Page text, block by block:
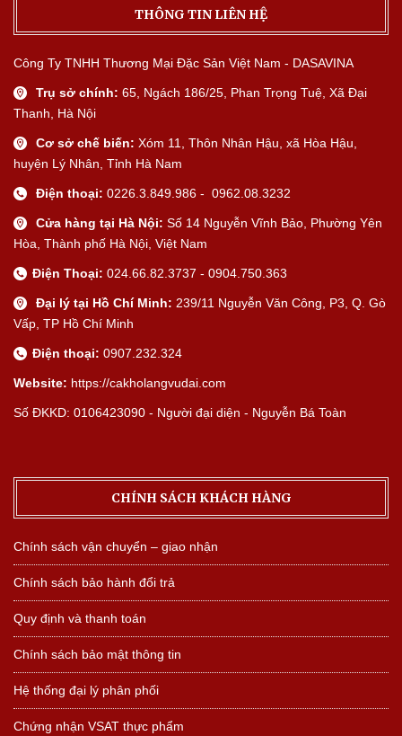
THÔNG TIN LIÊN HỆ
Công Ty TNHH Thương Mại Đặc Sản Việt Nam - DASAVINA
Trụ sở chính: 65, Ngách 186/25, Phan Trọng Tuệ, Xã Đại
Thanh, Hà Nội
Cơ sở chế biến: Xóm 11, Thôn Nhân Hậu, xã Hòa Hậu,
huyện Lý Nhân, Tỉnh Hà Nam
Điện thoại: 0226.3.849.986 - 0962.08.3232
Cửa hàng tại Hà Nội: Số 14 Nguyễn Vĩnh Bảo, Phường Yên
Hòa, Thành phố Hà Nội, Việt Nam
Điện Thoại: 024.66.82.3737 - 0904.750.363
Đại lý tại Hồ Chí Minh: 239/11 Nguyễn Văn Công, P3, Q. Gò
Vấp, TP Hồ Chí Minh
Điện thoại: 0907.232.324
Website: https://cakholangvudai.com
Số ĐKKD: 0106423090 - Người đại diện - Nguyễn Bá Toàn
CHÍNH SÁCH KHÁCH HÀNG
Chính sách vận chuyển – giao nhận
Chính sách bảo hành đổi trả
Quy định và thanh toán
Chính sách bảo mật thông tin
Hệ thống đại lý phân phối
Chứng nhận VSAT thực phẩm